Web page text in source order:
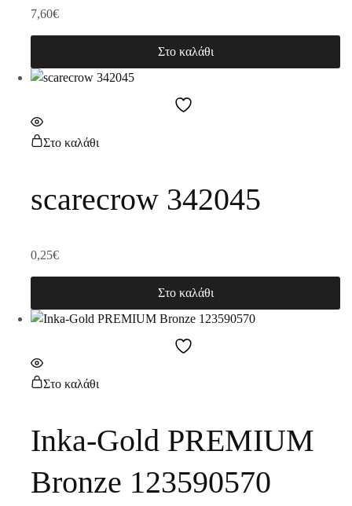
7,60€
Στο καλάθι
Στο καλάθι
scarecrow 342045
0,25€
Στο καλάθι
Στο καλάθι
Inka-Gold PREMIUM
Bronze 123590570